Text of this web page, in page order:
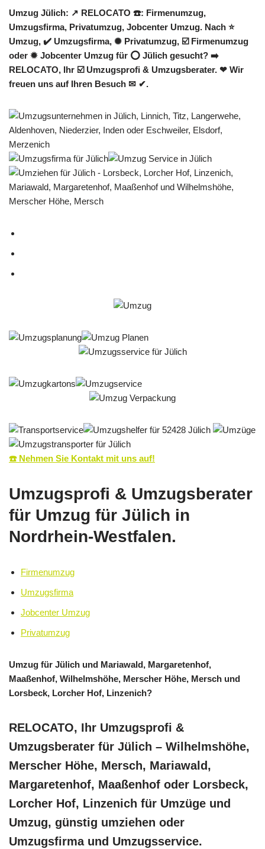
Umzug Jülich: ↗️ RELOCATO ☎️: Firmenumzug,
Umzugsfirma, Privatumzug, Jobcenter Umzug. Nach ⭐
Umzug, ✔️ Umzugsfirma, ✺ Privatumzug, ☑️ Firmenumzug
oder ✹ Jobcenter Umzug für ⭕ Jülich gesucht? ➡️
RELOCATO, Ihr ☑️ Umzugsprofi & Umzugsberater. ❤ Wir
freuen uns auf Ihren Besuch ✉ ✔.
☎️ Nehmen Sie Kontakt mit uns auf!
Umzugsprofi & Umzugsberater
für Umzug für Jülich in
Nordrhein-Westfalen.
Firmenumzug
Umzugsfirma
Jobcenter Umzug
Privatumzug
Umzug für Jülich und Mariawald, Margaretenhof,
Maaßenhof, Wilhelmshöhe, Merscher Höhe, Mersch und
Lorsbeck, Lorcher Hof, Linzenich?
RELOCATO, Ihr Umzugsprofi &
Umzugsberater für Jülich – Wilhelmshöhe,
Merscher Höhe, Mersch, Mariawald,
Margaretenhof, Maaßenhof oder Lorsbeck,
Lorcher Hof, Linzenich für Umzüge und
Umzug, günstig umziehen oder
Umzugsfirma und Umzugsservice.